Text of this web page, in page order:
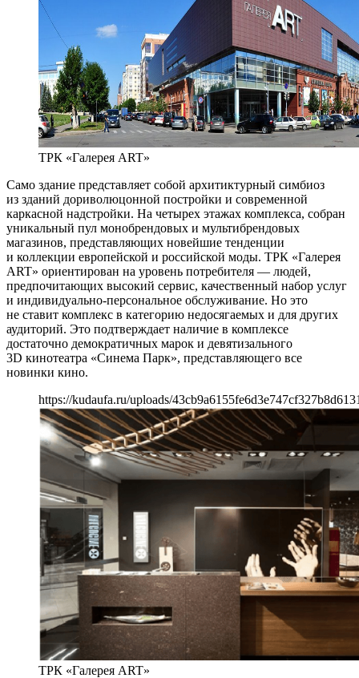
ТРК «Галерея ART»
Само здание представляет собой архитиктурный симбиоз
из зданий дориволюцонной постройки и современной
каркасной надстройки. На четырех этажах комплекса, собран
уникальный пул монобрендовых и мультибрендовых
магазинов, представляющих новейшие тенденции
и коллекции европейской и российской моды. ТРК «Галерея
ART» ориентирован на уровень потребителя — людей,
предпочитающих высокий сервис, качественный набор услуг
и индивидуально-персональное обслуживание. Но это
не ставит комплекс в категорию недосягаемых и для других
аудиторий. Это подтверждает наличие в комплексе
достаточно демократичных марок и девятизального
3D кинотеатра «Синема Парк», представляющего все
новинки кино.
https://kudaufa.ru/uploads/
ТРК «Галерея ART»